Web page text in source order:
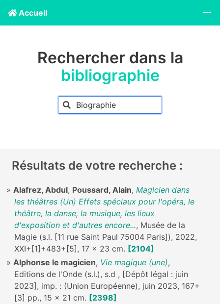
Accueil
Rechercher dans la
bibliographie
Résultats de votre recherche :
Alafrez, Abdul, Poussard, Alain, Magicien dans
les théâtres (Un) Effets spéciaux pour l'opéra, le
théâtre, la danse, la musique, les lieux
d'exposition et d'autres encore..., Musée de la
Magie (s.l. [11 rue Saint Paul 75004 Paris]), 2022,
XXI+[1]+483+[5], 17 x 23 cm. [2104]
Alphonse le magicien, Vie magique (une),
Editions de l'Onde (s.l.), s.d , [Dépôt légal : juin
2023], imp. : (Union Européenne), juin 2023, 167+
[3] pp., 15 x 21 cm. [2398]